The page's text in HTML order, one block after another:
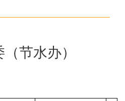
节水办）